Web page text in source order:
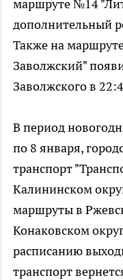
маршруте №14
дополнительный
Также на
Заволжский"
Заволжского в
В период
по 8 января,
транспорт
Калининском
маршруты в
Конаковском
расписанию
транспорт